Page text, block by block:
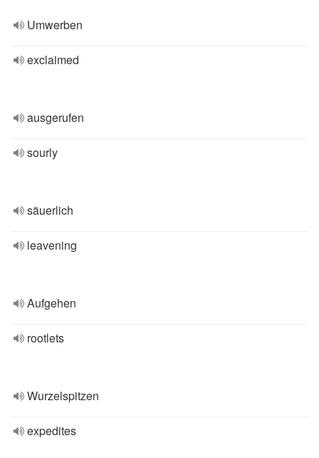
Umwerben
exclaimed
ausgerufen
sourly
säuerlich
leavening
Aufgehen
rootlets
Wurzelspitzen
expedites